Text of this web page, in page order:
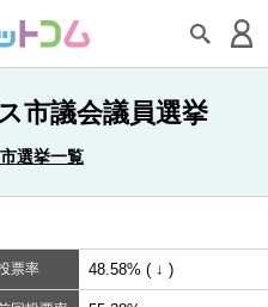
市議会議員選挙
選挙一覧
票率 48.58% ( ↓ )